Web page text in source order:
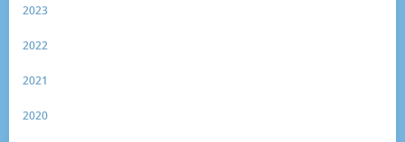
2023
2022
2021
2020